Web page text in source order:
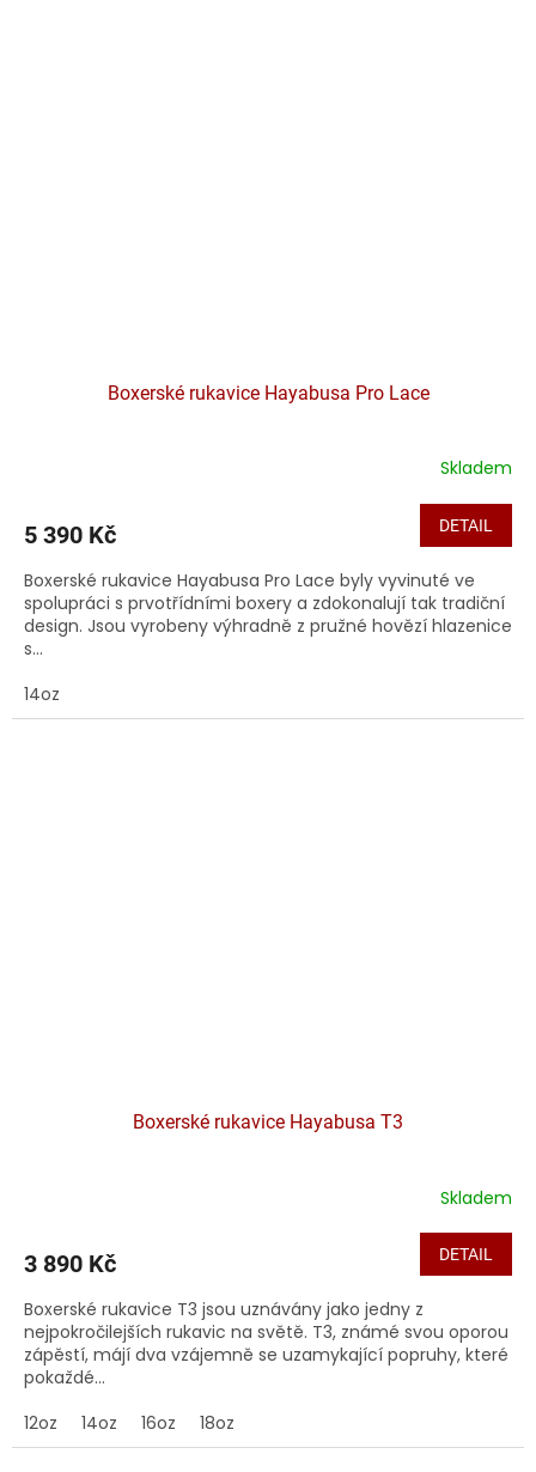
Boxerské rukavice Hayabusa Pro Lace
Skladem
5 390 Kč DETAIL
Boxerské rukavice Hayabusa Pro Lace byly vyvinuté ve
spolupráci s prvotřídními boxery a zdokonalují tak tradiční
design. Jsou vyrobeny výhradně z pružné hovězí hlazenice
s...
14oz
Boxerské rukavice Hayabusa T3
Skladem
3 890 Kč DETAIL
Boxerské rukavice T3 jsou uznávány jako jedny z
nejpokročilejších rukavic na světě. T3, známé svou oporou
zápěstí, májí dva vzájemně se uzamykající popruhy, které
pokaždé...
12oz
14oz 16oz 18oz